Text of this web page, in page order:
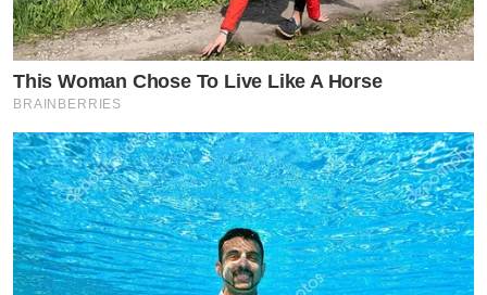
This Woman Chose To Live Like A Horse
BRAINBERRIES